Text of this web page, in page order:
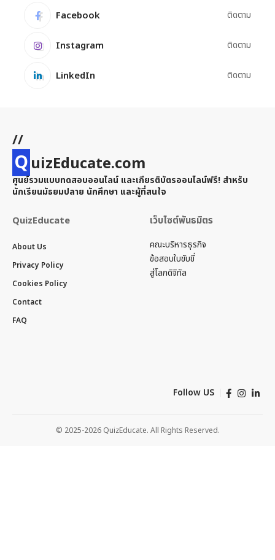
Facebook ติดตาม
Instagram ติดตาม
LinkedIn ติดตาม
//
QuizEducate.com
ศูนย์รวมแบบทดสอบออนไลน์ และเกียรติบัตรออนไลน์ฟรี! สำหรับ
นักเรียนมัธยมปลาย นักศึกษา และผู้ที่สนใจ
QuizEducate
About Us
Privacy Policy
Cookies Policy
Contact
FAQ
เว็บไซต์พันธมิตร
คณะบริหารธุรกิจ
ข้อสอบใบขับขี่
สู่โลกดิจิทัล
Follow US
© 2025-2026 QuizEducate. All Rights Reserved.